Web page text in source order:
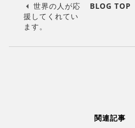
世界の人が応
援してくれてい
ます。
BLOG TOP
関連記事